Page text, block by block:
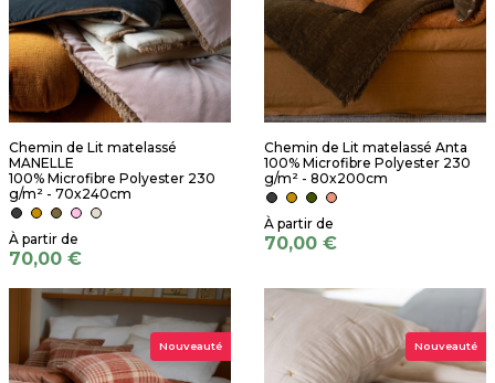
Chemin de Lit matelassé
MANELLE
100% Microfibre Polyester 230
g/m² - 70x240cm
70,00 €
Chemin de Lit matelassé Anta
100% Microfibre Polyester 230
g/m² - 80x200cm
70,00 €
Nouveauté Nouveauté